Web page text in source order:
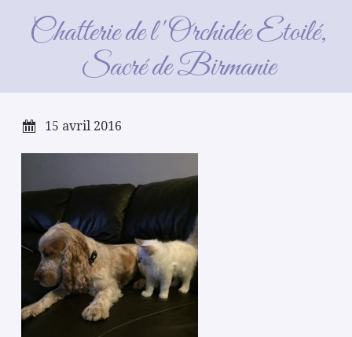
Chatterie de l'Orchidée Etoilé,
Sacré de Birmanie
4 mois
15 avril 2016